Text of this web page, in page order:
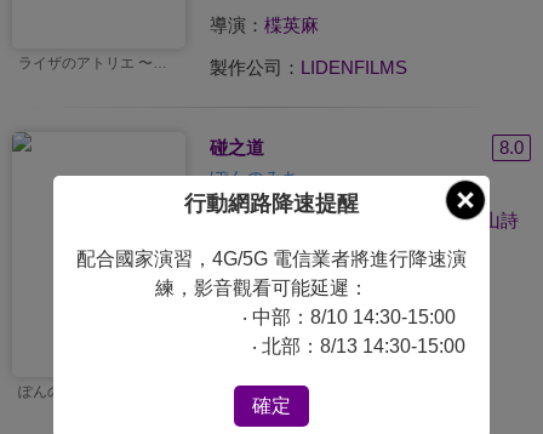
ライザのアトリエ 〜常闇の女王と秘密の隠れ家〜
導演： 楪英麻
製作公司： LIDENFILMS
ぽんのみち
碰之道
8.0
ぽんのみち
配音：前田佳織里、 、若山詩
音、近藤唯
導演：南川達馬
製作公司： OLM
行動網路降速提醒
配合國家演習，4G/5G 電信業者將進行降速演
練，影音觀看可能延遲：
‧ 中部：8/10 14:30-15:00
‧ 北部：8/13 14:30-15:00
確定